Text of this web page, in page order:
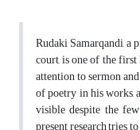
Rudaki Samarqandi, a
court, is one of the
attention to sermon
of poetry in his works,
visible despite the